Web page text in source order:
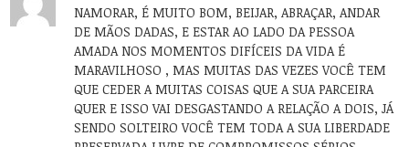
NAMORAR, É MUITO BOM, BEIJAR, ABRAÇAR, ANDAR
DE MÃOS DADAS, E ESTAR AO LADO DA PESSOA
AMADA NOS MOMENTOS DIFÍCEIS DA VIDA É
MARAVILHOSO , MAS MUITAS DAS VEZES VOCÊ TEM
QUE CEDER A MUITAS COISAS QUE A SUA PARCEIRA
QUER E ISSO VAI DESGASTANDO A RELAÇÃO A DOIS, JÁ
SENDO SOLTEIRO VOCÊ TEM TODA A SUA LIBERDADE